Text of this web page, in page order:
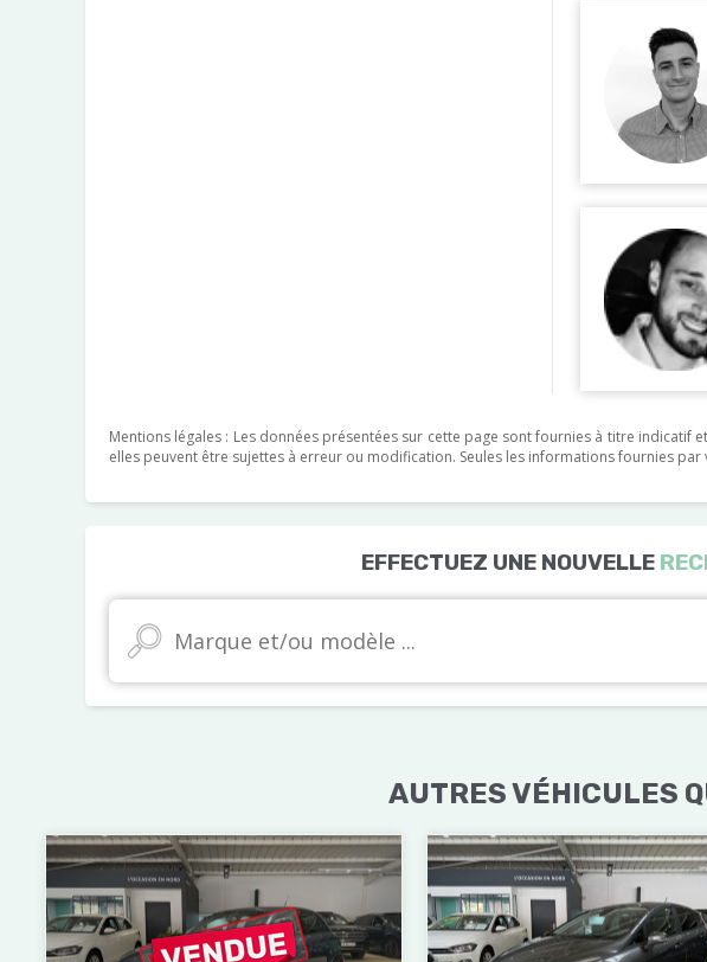
Mentions légales : Les données présentées sur cette page sont fournies à titre indicatif
elles peuvent être sujettes à erreur ou modification. Seules les informations fournies
EFFECTUEZ UNE NOUVELLE
AUTRES VÉHICULES